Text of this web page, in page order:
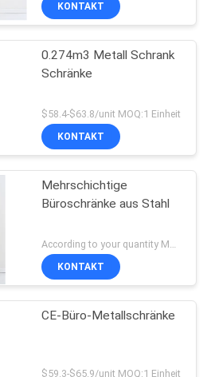
KONTAKT
0.274m3 Metall Schrank
Schränke
$58.4-$63.8/unit MOQ:1 Einheit
KONTAKT
Mehrschichtige
Büroschränke aus Stahl
KONTAKT
CE-Büro-Metallschränke
$59.3-$65.9/unit MOQ:1 Einheit